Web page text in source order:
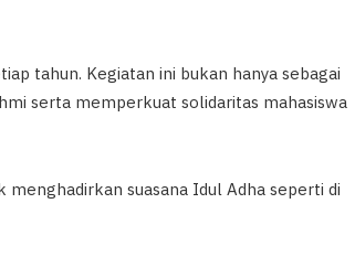
tahun. Kegiatan ini bukan hanya sebagai
serta memperkuat solidaritas mahasiswa
suasana Idul Adha seperti di